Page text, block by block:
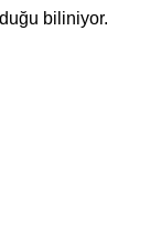
biliniyor.